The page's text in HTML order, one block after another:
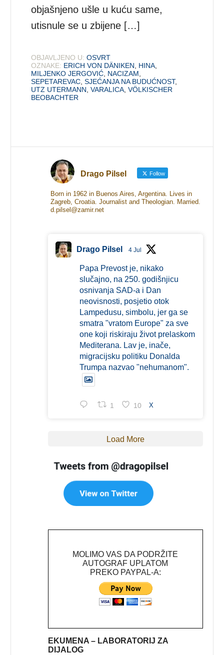
objašnjeno ušle u kuću same,
utisnule se u zbijene […]
OBJAVLJENO U: OSVRT
OZNAKE: ERICH VON DÄNIKEN HINA
MILJENKO JERGOVIĆ NACIZAM
SEPETAREVAC ,SJEĆANJA NA BUDUĆNOST,
UTZ UTERMANN ,VARALICA ,VÖLKISCHER
BEOBACHTER
Drago Pilsel Follow
Born in 1962 in Buenos Aires, Argentina. Lives in
Zagreb, Croatia. Journalist and Theologian. Married.
d.pilsel@zamir.net
Drago Pilsel 4 Jul
Papa Prevost je, nikako
slučajno, na 250. godišnjicu
osnivanja SAD-a i Dan
neovisnosti, posjetio otok
Lampedusu, simbolu, jer ga se
smatra "vratom Europe" za sve
one koji riskiraju život prelaskom
Mediterana. Lav je, inače,
migracijsku politiku Donalda
Trumpa nazvao "nehumanom".
1 10 X
Load More
MOLIMO VAS DA PODRŽITE
AUTOGRAF UPLATOM
PREKO PAYPAL-A:
EKUMENA – LABORATORIJ ZA
DIJALOG